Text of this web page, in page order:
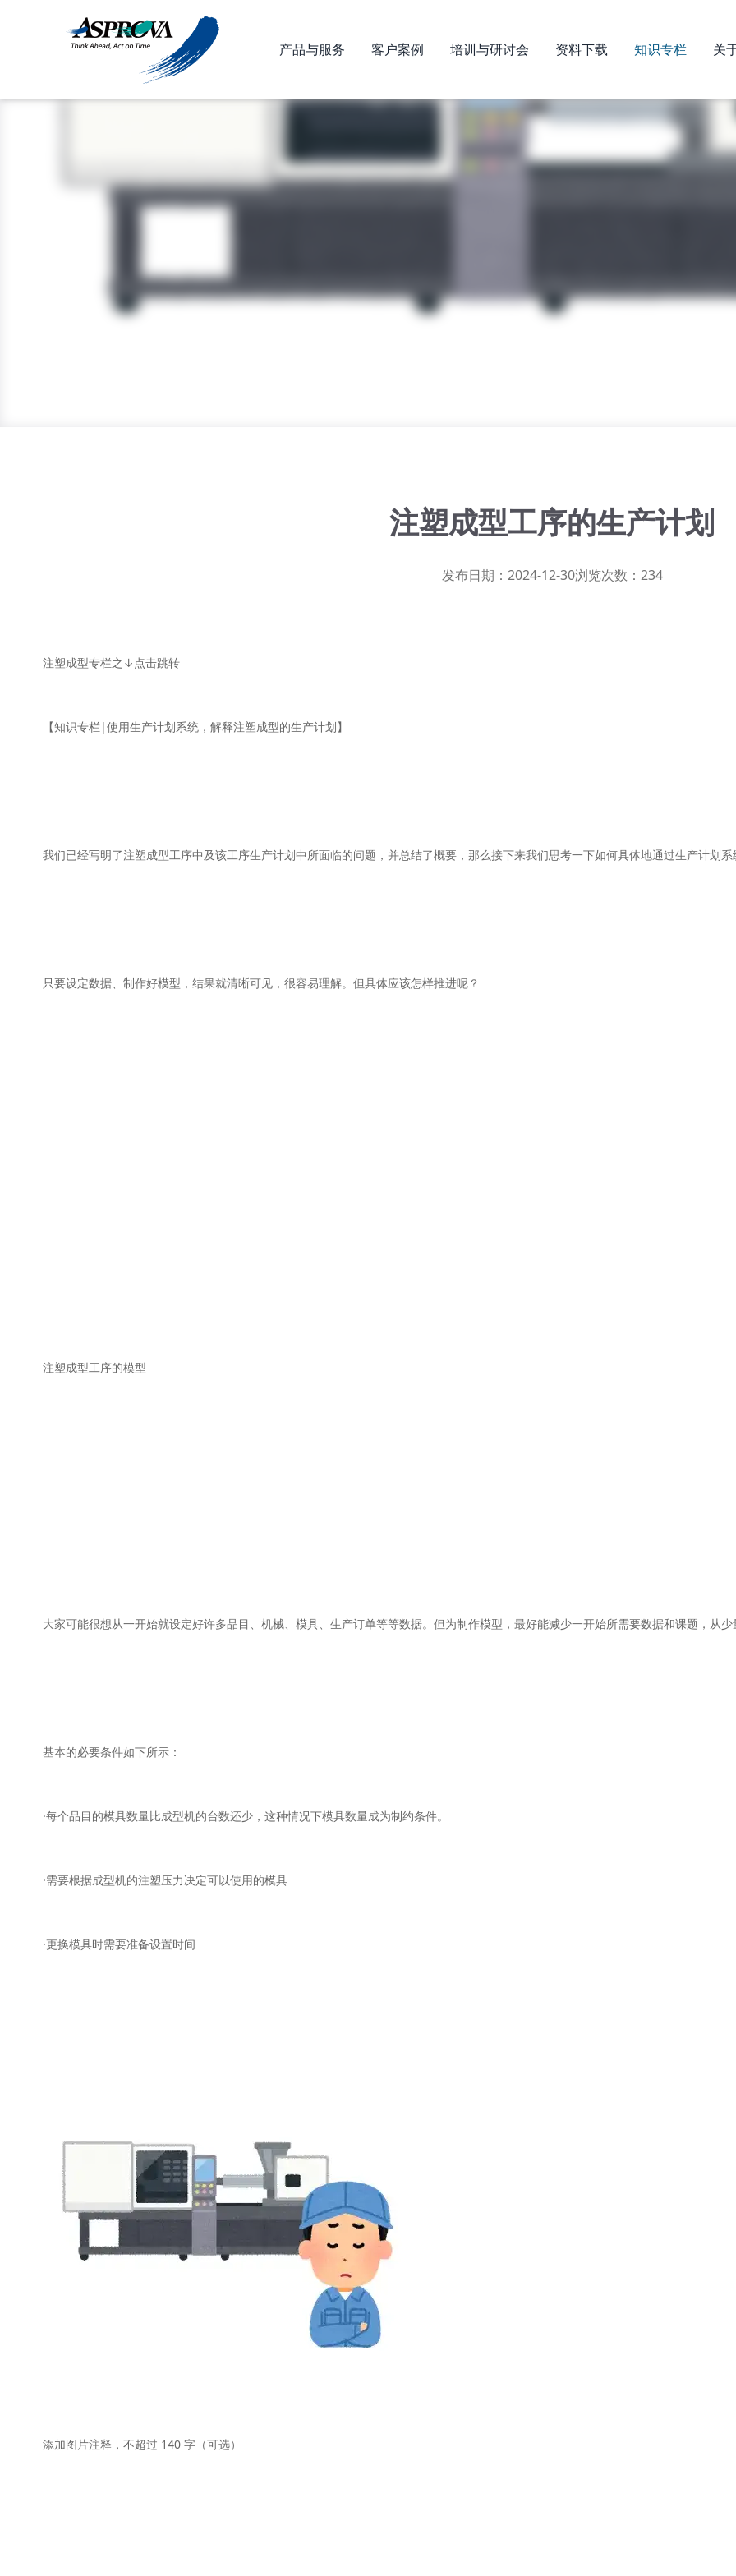
产品与服务 客户案例 培训与研讨会 资料下载 知识专栏 关
注塑成型工序的生产计划
发布日期：2024-12-30浏览次数：234
注塑成型专栏之↓点击跳转
【知识专栏|使用生产计划系统，解释注塑成型的生产计划】
我们已经写明了注塑成型工序中及该工序生产计划中所面临的问题，并总结了概要，那么接下来我们思考一下如何具体地通过生产计划系
只要设定数据、制作好模型，结果就清晰可见，很容易理解。但具体应该怎样推进呢？
注塑成型工序的模型
大家可能很想从一开始就设定好许多品目、机械、模具、生产订单等等数据。但为制作模型，最好能减少一开始所需要数据和课题，从少
基本的必要条件如下所示：
·每个品目的模具数量比成型机的台数还少，这种情况下模具数量成为制约条件。
·需要根据成型机的注塑压力决定可以使用的模具
·更换模具时需要准备设置时间
添加图片注释，不超过 140 字（可选）